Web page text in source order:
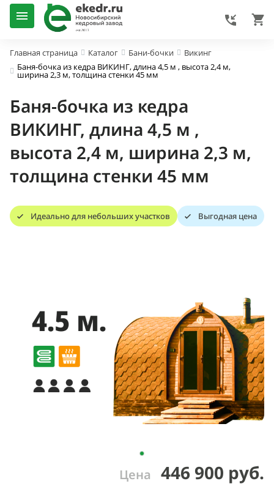
Главная страница Каталог Бани-бочки
Викинг
Баня-бочка из кедра ВИКИНГ, длина 4,5 м , высота 2,4 м,
ширина 2,3 м, толщина стенки 45 мм
Баня-бочка из кедра
ВИКИНГ, длина 4,5 м ,
высота 2,4 м, ширина 2,3 м,
толщина стенки 45 мм
Идеально для небольших участков Выгодная цена
Цена 446 900 руб.